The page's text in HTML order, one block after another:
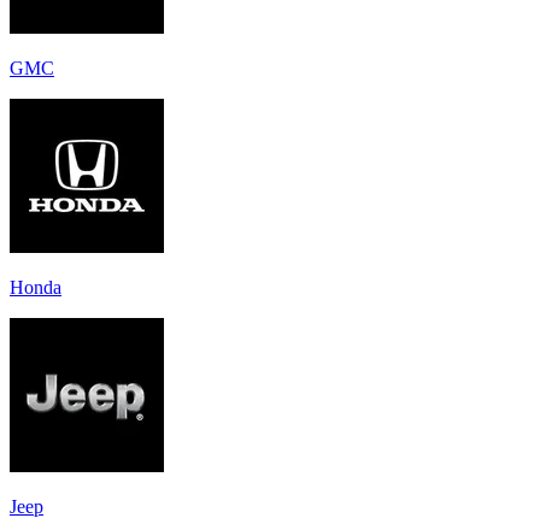
GMC
Honda
Jeep